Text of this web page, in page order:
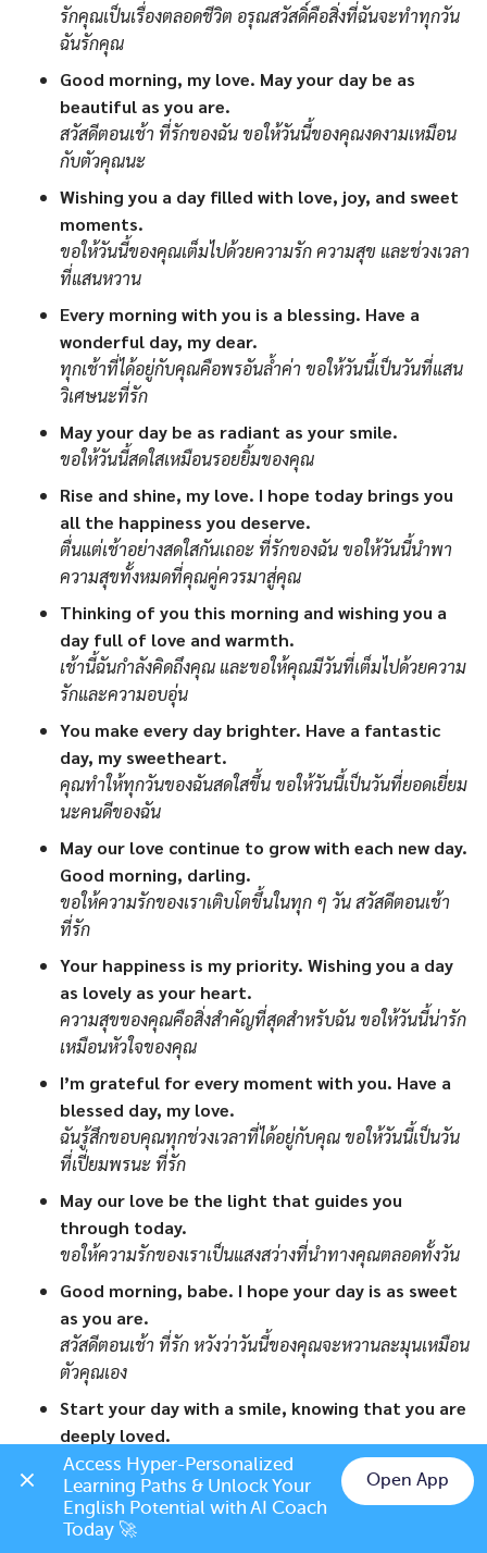
รักคุณเป็นเรื่องตลอดชีวิต อรุณสวัสดิ์คือสิ่งที่ฉันจะทำทุกวัน
ฉันรักคุณ
Good morning, my love. May your day be as
beautiful as you are.
สวัสดีตอนเช้า ที่รักของฉัน ขอให้วันนี้ของคุณงดงามเหมือน
กับตัวคุณนะ
Wishing you a day filled with love, joy, and sweet
moments.
ขอให้วันนี้ของคุณเต็มไปด้วยความรัก ความสุข และช่วงเวลา
ที่แสนหวาน
Every morning with you is a blessing. Have a
wonderful day, my dear.
ทุกเช้าที่ได้อยู่กับคุณคือพรอันล้ำค่า ขอให้วันนี้เป็นวันที่แสน
วิเศษนะที่รัก
May your day be as radiant as your smile.
ขอให้วันนี้สดใสเหมือนรอยยิ้มของคุณ
Rise and shine, my love. I hope today brings you
all the happiness you deserve.
ตื่นแต่เช้าอย่างสดใสกันเถอะ ที่รักของฉัน ขอให้วันนี้นำพา
ความสุขทั้งหมดที่คุณคู่ควรมาสู่คุณ
Thinking of you this morning and wishing you a
day full of love and warmth.
เช้านี้ฉันกำลังคิดถึงคุณ และขอให้คุณมีวันที่เต็มไปด้วยความ
รักและความอบอุ่น
You make every day brighter. Have a fantastic
day, my sweetheart.
คุณทำให้ทุกวันของฉันสดใสขึ้น ขอให้วันนี้เป็นวันที่ยอดเยี่ยม
นะคนดีของฉัน
May our love continue to grow with each new day.
Good morning, darling.
ขอให้ความรักของเราเติบโตขึ้นในทุก ๆ วัน สวัสดีตอนเช้า
ที่รัก
Your happiness is my priority. Wishing you a day
as lovely as your heart.
ความสุขของคุณคือสิ่งสำคัญที่สุดสำหรับฉัน ขอให้วันนี้น่ารัก
เหมือนหัวใจของคุณ
I’m grateful for every moment with you. Have a
blessed day, my love.
ฉันรู้สึกขอบคุณทุกช่วงเวลาที่ได้อยู่กับคุณ ขอให้วันนี้เป็นวัน
ที่เปี่ยมพรนะ ที่รัก
May our love be the light that guides you
through today.
ขอให้ความรักของเราเป็นแสงสว่างที่นำทางคุณตลอดทั้งวัน
Good morning, babe. I hope your day is as sweet
as you are.
สวัสดีตอนเช้า ที่รัก หวังว่าวันนี้ของคุณจะหวานละมุนเหมือน
ตัวคุณเอง
Start your day with a smile, knowing that you are
deeply loved.
เริ่มต้นวันด้วยรอยยิ้ม พร้อมกับรู้ไว้ว่าคุณถูกรักอย่างสุดหัวใจ
Sending you my warmest wishes for a day filled
with success and joy.
Chat on LINE
Access Hyper-Personalized
Learning Paths & Unlock Your
English Potential with AI Coach
Today 🚀
Open App